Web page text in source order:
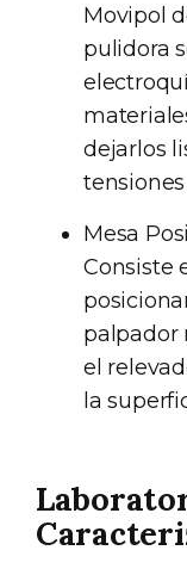
Movipol
pulidora
dejarlos
Mesa
Consiste
palpador
el
la